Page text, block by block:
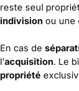
reste seul
indivision ou une
En cas de
l’acquisition. Le
propriété